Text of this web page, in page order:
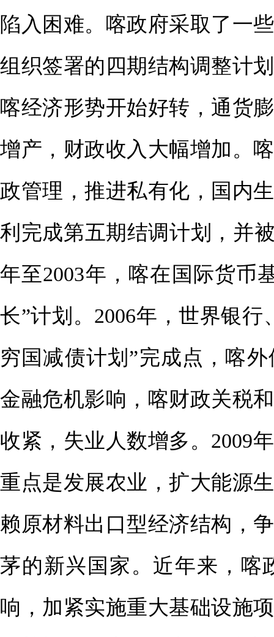
陷入困难。喀政府采取了一
组织签署的四期结构调整计
喀经济形势开始好转，通货
增产，财政收入大幅增加。
政管理，推进私有化，国内
利完成第五期结调计划，并
年至2003年，喀在国际货币
长”计划。2006年，世界银
穷国减债计划”完成点，喀
金融危机影响，喀财政关税
收紧，失业人数增多。2009
重点是发展农业，扩大能源
赖原材料出口型经济结构，
茅的新兴国家。近年来，喀
响，加紧实施重大基础设施